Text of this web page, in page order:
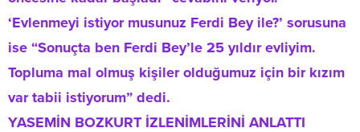
‘Evlenmeyi istiyor musunuz Ferdi Bey ile?’ sorusuna
ise “Sonuçta ben Ferdi Bey’le 25 yıldır evliyim.
Topluma mal olmuş kişiler olduğumuz için bir kızım
var tabii istiyorum” dedi.
YASEMİN BOZKURT İZLENİMLERİNİ ANLATTI